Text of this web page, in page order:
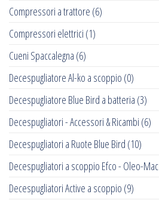
Compressori a trattore (6)
Compressori elettrici (1)
Cueni Spaccalegna (6)
Decespugliatore Al-ko a scoppio (0)
Decespugliatore Blue Bird a batteria (3)
Decespugliatori - Accessori & Ricambi (6)
Decespugliatori a Ruote Blue Bird (10)
Decespugliatori a scoppio Efco - Oleo-Mac
Decespugliatori Active a scoppio (9)